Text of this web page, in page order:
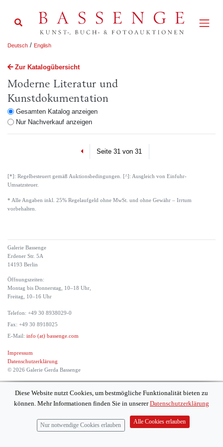
Deutsch / English
Zur Katalogübersicht
Moderne Literatur und
Kunstdokumentation
Gesamten Katalog anzeigen
Nur Nachverkauf anzeigen
PreviousSeite 31 von 31
[*]: Regelbesteuert gemäß Auktionsbedingungen. [^]: Ausgleich von Einfuhr-
Umsatzsteuer.
* Alle Angaben inkl. 25% Regelaufgeld ohne MwSt. und ohne Gewähr – Irrtum
vorbehalten.
Galerie Bassenge
Erdener Str. 5A
14193 Berlin
Öffnungszeiten:
Montag bis Donnerstag, 10–18 Uhr,
Freitag, 10–16 Uhr
Telefon: +49 30 8938029-0
Fax: +49 30 8918025
E-Mail: info (at) bassenge.com
Impressum
Datenschutzerklärung
© 2026 Galerie Gerda Bassenge
Diese Website nutzt Cookies, um bestmögliche Funktionalität bieten zu
können. Mehr Informationen finden Sie in unsererDatenschutzerklärung
Nur notwendige Cookies erlauben
Alle Cookies erlauben